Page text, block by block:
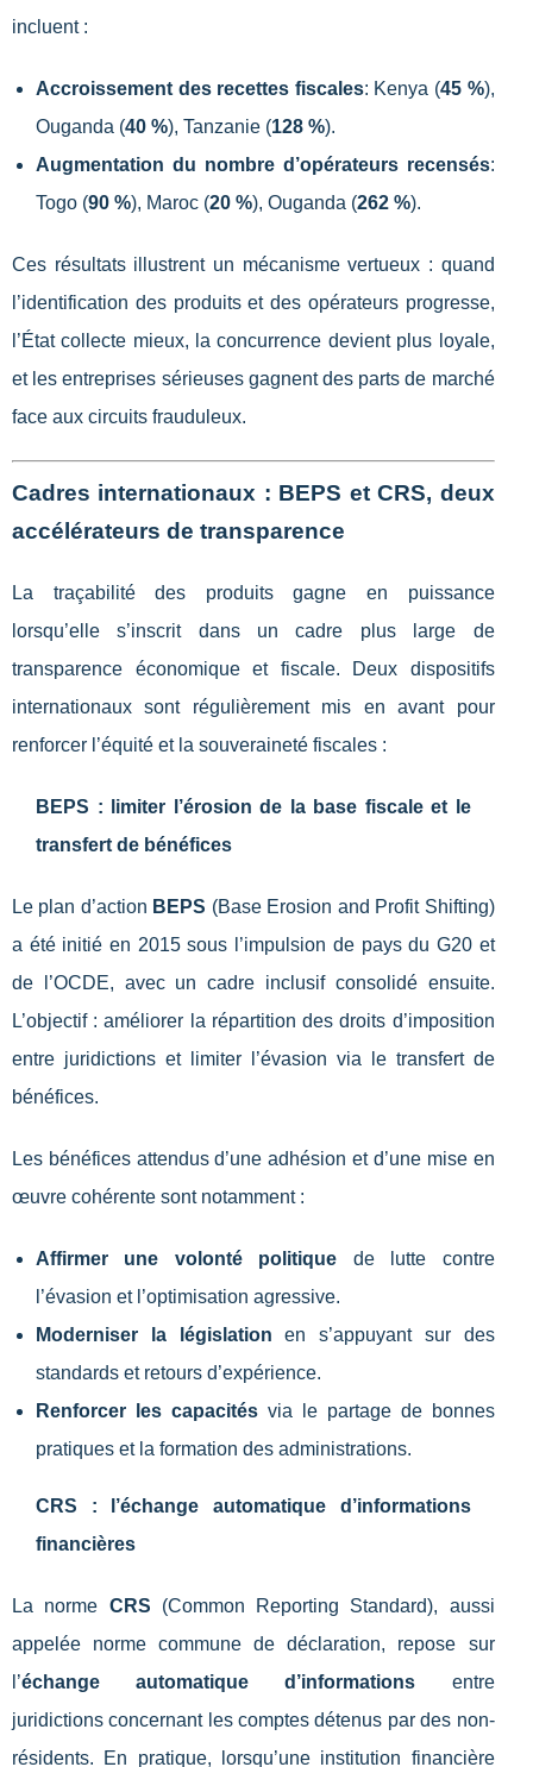
incluent :
Accroissement des recettes fiscales: Kenya (45 %),
Ouganda (40 %), Tanzanie (128 %).
Augmentation du nombre d’opérateurs recensés:
Togo (90 %), Maroc (20 %), Ouganda (262 %).
Ces résultats illustrent un mécanisme vertueux : quand
l’identification des produits et des opérateurs progresse,
l’État collecte mieux, la concurrence devient plus loyale,
et les entreprises sérieuses gagnent des parts de marché
face aux circuits frauduleux.
Cadres internationaux : BEPS et CRS, deux
accélérateurs de transparence
La traçabilité des produits gagne en puissance
lorsqu’elle s’inscrit dans un cadre plus large de
transparence économique et fiscale. Deux dispositifs
internationaux sont régulièrement mis en avant pour
renforcer l’équité et la souveraineté fiscales :
BEPS : limiter l’érosion de la base fiscale et le
transfert de bénéfices
Le plan d’action BEPS (Base Erosion and Profit Shifting)
a été initié en 2015 sous l’impulsion de pays du G20 et
de l’OCDE, avec un cadre inclusif consolidé ensuite.
L’objectif : améliorer la répartition des droits d’imposition
entre juridictions et limiter l’évasion via le transfert de
bénéfices.
Les bénéfices attendus d’une adhésion et d’une mise en
œuvre cohérente sont notamment :
Affirmer une volonté politique de lutte contre
l’évasion et l’optimisation agressive.
Moderniser la législation en s’appuyant sur des
standards et retours d’expérience.
Renforcer les capacitésvia le partage de bonnes
pratiques et la formation des administrations.
CRS : l’échange automatique d’informations
financières
La norme CRS (Common Reporting Standard), aussi
appelée norme commune de déclaration, repose sur
l’échange automatique d’informations entre
juridictions concernant les comptes détenus par des non-
résidents. En pratique, lorsqu’une institution financière